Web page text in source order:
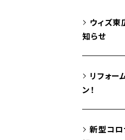
ウィズ
知らせ
リフォ
ン！
新型コロ